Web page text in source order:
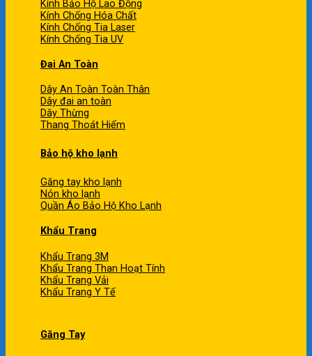
Kính Bảo Hộ Lao Động
Kính Chống Hóa Chất
Kính Chống Tia Laser
Kính Chống Tia UV
Đai An Toàn
Dây An Toàn Toàn Thân
Dây đai an toàn
Dây Thừng
Thang Thoát Hiểm
Bảo hộ kho lạnh
Găng tay kho lạnh
Nón kho lạnh
Quần Áo Bảo Hộ Kho Lạnh
Khẩu Trang
Khẩu Trang 3M
Khẩu Trang Than Hoạt Tính
Khẩu Trang Vải
Khẩu Trang Y Tế
Găng Tay